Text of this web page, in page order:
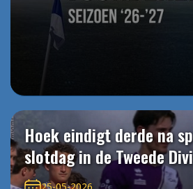
Hoek eindigt derde na
slotdag in de Tweede